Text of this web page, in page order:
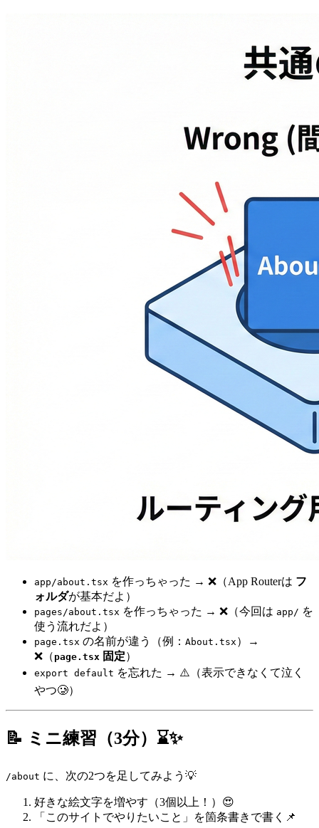
app/about.tsx を作っちゃった → ❌（App Routerは フ
ォルダが基本だよ）
pages/about.tsx を作っちゃった → ❌（今回は app/ を
使う流れだよ）
page.tsx の名前が違う（例： About.tsx ）→
❌（ page.tsx 固定）
export default を忘れた → ⚠️（表示できなくて泣く
やつ🥲）
📝 ミニ練習（3分）⌛✨
/about に、次の2つを足してみよう💡
好きな絵文字を増やす（3個以上！）😍
「このサイトでやりたいこと」を箇条書きで書く📌